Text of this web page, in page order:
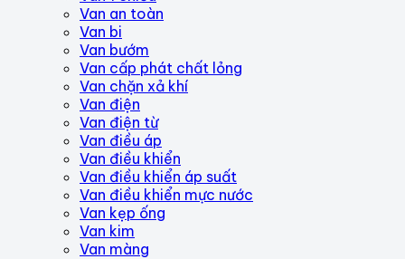
Van an toàn
Van bi
Van bướm
Van cấp phát chất lỏng
Van chặn xả khí
Van điện
Van điện từ
Van điều áp
Van điều khiển
Van điều khiển áp suất
Van điều khiển mực nước
Van kẹp ống
Van kim
Van màng